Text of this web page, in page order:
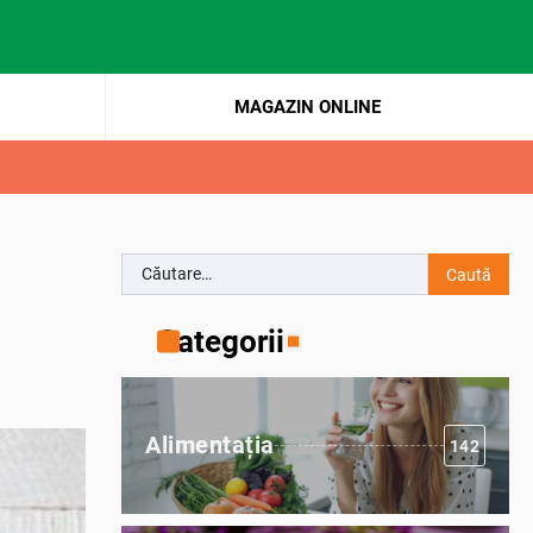
MAGAZIN ONLINE
Caută
după:
Categorii
Alimentația 142